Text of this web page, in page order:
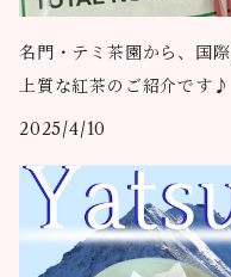
名門・テミ茶園から、国
上質な紅茶のご紹介です♪
2025/4/10